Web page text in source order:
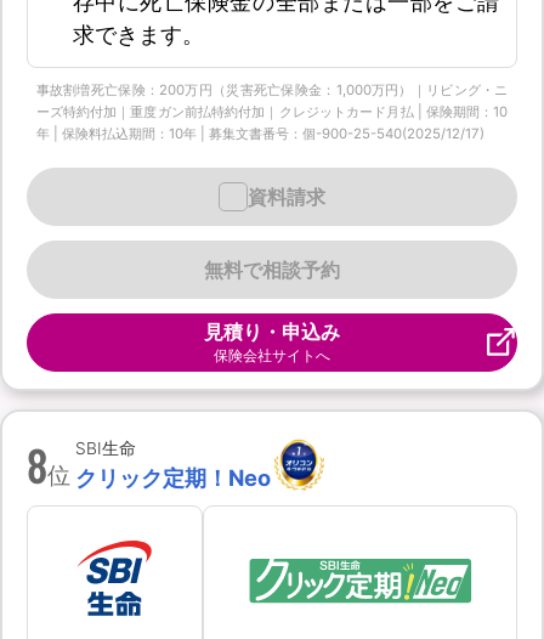
求できます。
事故割増死亡保険：200万円（災害死亡保険金：1,000万円）｜リビング・ニ
ーズ特約付加｜重度ガン前払特約付加｜クレジットカード月払 | 保険期間：10
年 | 保険料払込期間：10年 | 募集文書番号：個-900-25-540(2025/12/17)
無料で相談予約
資料請求
見積り・申込み
保険会社サイトへ
8位
SBI生命
クリック定期！Neo